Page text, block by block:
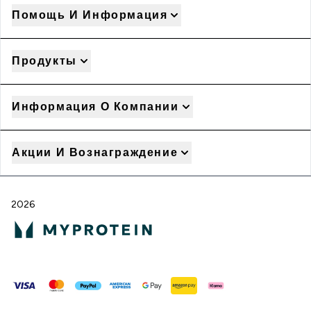
Помощь И Информация
Продукты
Информация О Компании
Акции И Вознаграждение
2026